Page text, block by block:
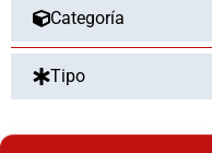
Categoría
Tipo